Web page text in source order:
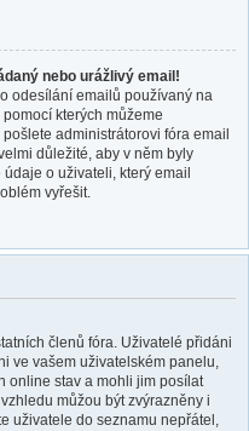
nebo urážlivý email!
odesílání emailů používaný na
kterých můžeme
administrátorovi fóra email
důležité, aby v něm byly
o uživateli, který email
vyřešit.
členů fóra. Uživatelé přidáni
ve vašem uživatelském panelu,
online stav a mohli jim posílat
můžou být zvýrazněny i
uživatele do seznamu nepřátel,